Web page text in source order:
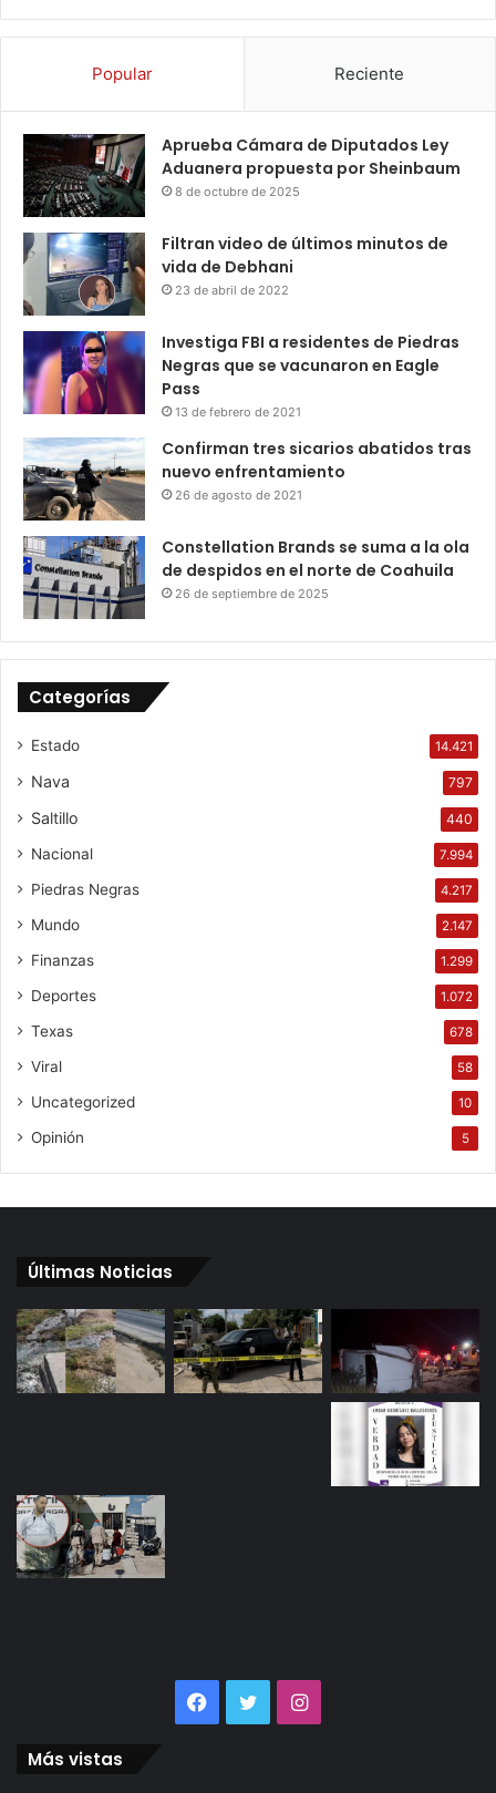
Popular Reciente
Aprueba Cámara de Diputados Ley
Aduanera propuesta por Sheinbaum
8 de octubre de 2025
Filtran video de últimos minutos de
vida de Debhani
23 de abril de 2022
Investiga FBI a residentes de Piedras
Negras que se vacunaron en Eagle
Pass
13 de febrero de 2021
Confirman tres sicarios abatidos tras
nuevo enfrentamiento
26 de agosto de 2021
Constellation Brands se suma a la ola
de despidos en el norte de Coahuila
26 de septiembre de 2025
Categorías
Estado 14.421
Nava 797
Saltillo 440
Nacional 7.994
Piedras Negras 4.217
Mundo 2.147
Finanzas 1.299
Deportes 1.072
Texas 678
Viral 58
Uncategorized 10
Opinión 5
Últimas Noticias
Facebook
TwitterInstagram
Más vistas